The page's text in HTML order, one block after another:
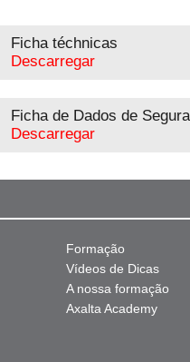
Ficha téchnicas
Descarregar
Ficha de Dados de
Descarregar
Formação
Vídeos de Dicas
A nossa formação
Axalta Academy